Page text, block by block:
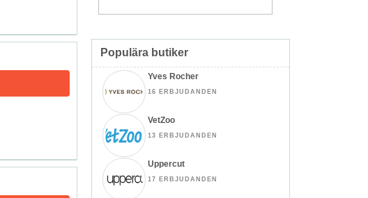
Populära butiker
Yves Rocher
16 ERBJUDANDEN
VetZoo
13 ERBJUDANDEN
Uppercut
17 ERBJUDANDEN